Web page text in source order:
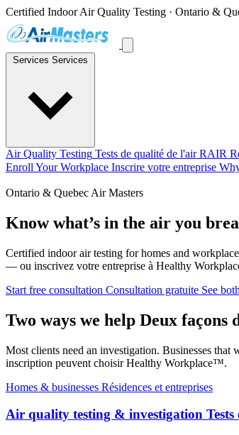
Certified Indoor Air Quality Testing · Ontario &
Services Services
Air Quality Testing Tests de qualité de l'air RAIR
Enroll Your Workplace Inscrire votre entreprise
Ontario & Quebec Air Masters
Know what’s in the air you
Certified indoor air testing for homes and
— ou inscrivez votre entreprise à Healthy
Start free consultation Consultation gratuite See
Two ways we help Deux façons
Most clients need an investigation. Businesses
inscription peuvent choisir Healthy Workplace™.
Homes & businesses Résidences et entreprises
Air quality testing & investigation